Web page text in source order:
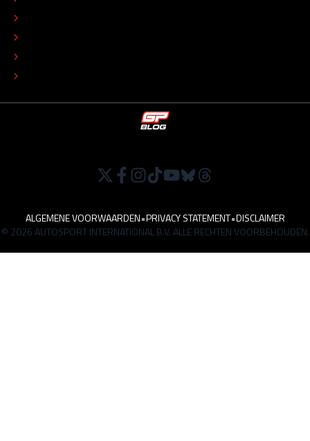
ALGEMENE VOORWAARDEN•PRIVACY STATEMENT•DISCLAIMER
© 2026 AUTOSPORT INTERNATIONAL B.V. ALLE RECHTEN VOORBEHOUDEN.